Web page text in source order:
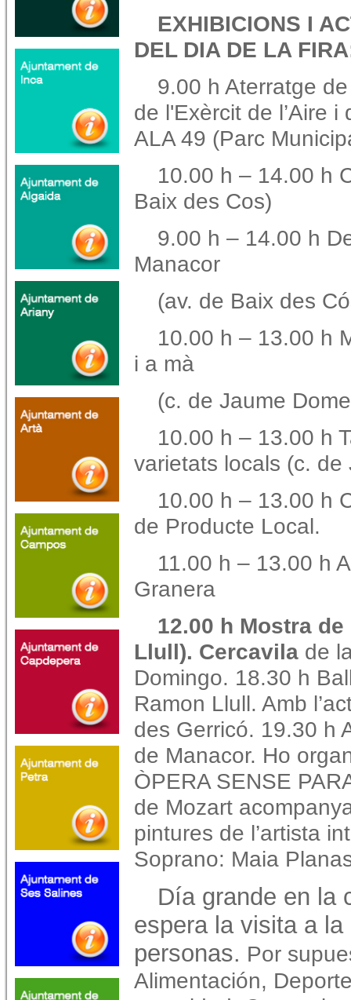
EXHIBICIONS I
DEL DIA DE LA
9.00 h Aterratge de
de l'Exèrcit de l’Aire i
ALA 49 (Parc
10.00 h – 14.00 h
Baix des Cos)
9.00 h – 14.00 h
Manacor
(av. de Baix des
10.00 h – 13.00 h
i a mà
(c. de Jaume
10.00 h – 13.00 h
varietats locals (c. de
10.00 h – 13.00 h
de Producte Local.
11.00 h – 13.00 h
Granera
12.00 h Mostra
Llull). Cercavila de
Domingo. 18.30 h
Ramon Llull. Amb
des Gerricó. 19.30 h
de Manacor. Ho
ÒPERA SENSE
de Mozart
pintures de l’artista
Soprano: Maia
Día grande en la
espera la visita a
personas. Por
Alimentación,